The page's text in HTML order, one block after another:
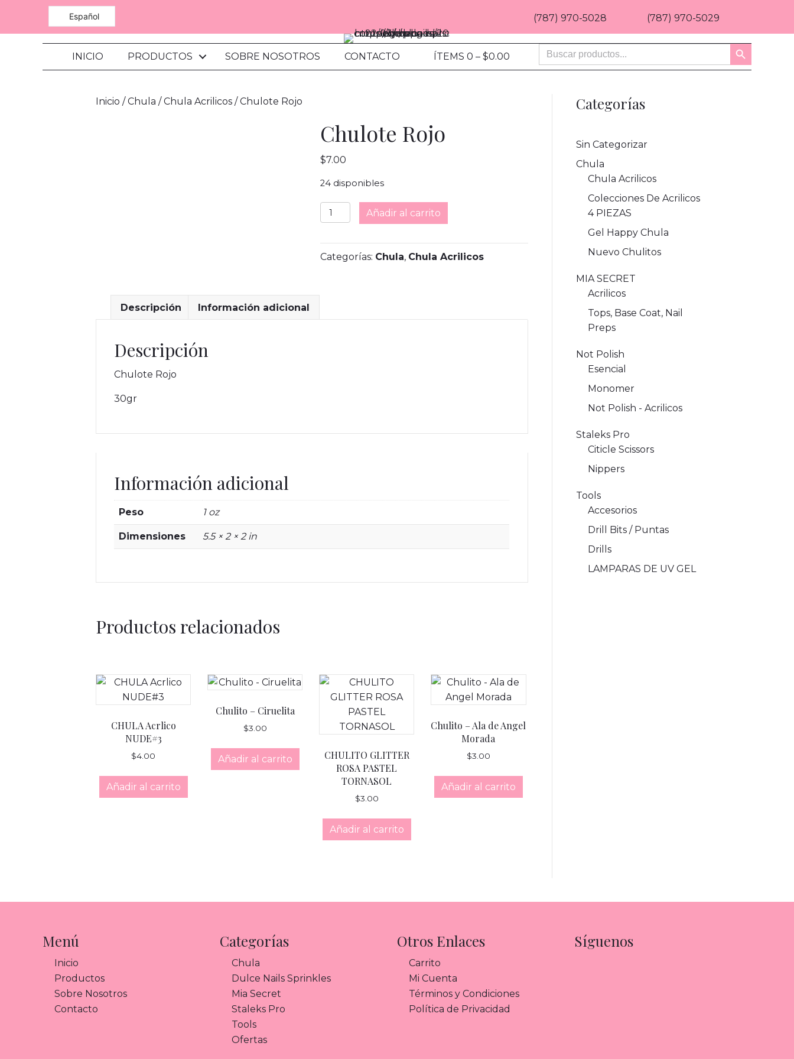
Español (787) 970-5028 (787) 970-5029
INICIO PRODUCTOS SOBRE NOSOTROS CONTACTO ÍTEMS 0 – $0.00
Buscar:
Botón
de
Inicio /Chula /Chula Acrilicos / Chulote Rojo
Chulote Rojo
$7.00
24 disponibles
Chulote
Rojo
Añadir al carrito
Categorías: Chula, Chula Acrilicos
Descripción Información adicional
Descripción
Chulote Rojo
30gr
Información adicional
Peso 1 oz
Dimensiones 5.5 × 2 × 2 in
Productos relacionados
CHULA Acrlico
NUDE#3
$4.00
Añadir al carrito
Chulito – Ciruelita
$3.00
Añadir al carrito
CHULITO GLITTER
ROSA PASTEL
TORNASOL
$3.00
Añadir al carrito
Chulito – Ala de Angel
Morada
$3.00
Añadir al carrito
Categorías
Sin Categorizar
Chula
Chula Acrilicos
Colecciones De Acrilicos
4 PIEZAS
Gel Happy Chula
Nuevo Chulitos
MIA SECRET
Acrilicos
Tops, Base Coat, Nail
Preps
Not Polish
Esencial
Monomer
Not Polish - Acrilicos
Staleks Pro
Citicle Scissors
Nippers
Tools
Accesorios
Drill Bits / Puntas
Drills
LAMPARAS DE UV GEL
Menú
Inicio
Productos
Sobre Nosotros
Contacto
Categorías
Chula
Dulce Nails Sprinkles
Mia Secret
Staleks Pro
Tools
Ofertas
Otros Enlaces
Carrito
Mi Cuenta
Términos y Condiciones
Política de Privacidad
Síguenos